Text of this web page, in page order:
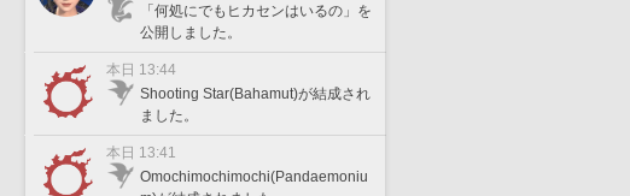
「何処にでもヒカセンはいるの」を
公開しました。
本日 13:44
Shooting Star(Bahamut)が結成され
ました。
本日 13:41
Omochimochimochi(Pandaemoniu